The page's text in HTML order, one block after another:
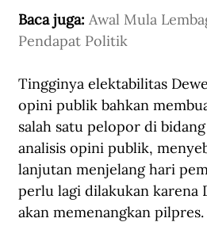
Baca juga: Awal Mula
Pendapat Politik
Tingginya elektabilitas
opini publik bahkan
salah satu pelopor di
analisis opini publik,
lanjutan menjelang hari
perlu lagi dilakukan karena
akan memenangkan pilpres.